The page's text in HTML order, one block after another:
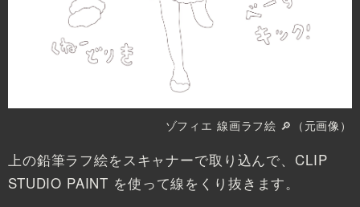
ゾフィエ 線画ラフ絵 🔎（元画像）
上の鉛筆ラフ絵をスキャナーで取り込んで、CLIP
STUDIO PAINT を使って線をくり抜きます。